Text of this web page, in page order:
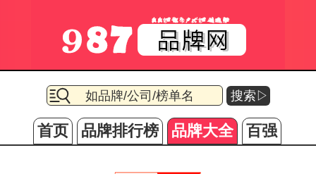
搜索▷
首页 品牌排行榜 品牌大全 百强